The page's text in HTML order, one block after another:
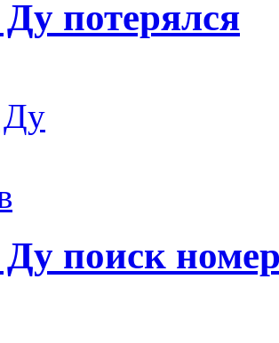
потерялся
поиск